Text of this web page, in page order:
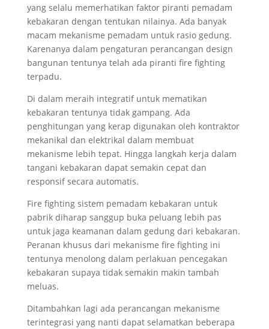
yang selalu memerhatikan faktor piranti pemadam
kebakaran dengan tentukan nilainya. Ada banyak
macam mekanisme pemadam untuk rasio gedung.
Karenanya dalam pengaturan perancangan design
bangunan tentunya telah ada piranti fire fighting
terpadu.
Di dalam meraih integratif untuk mematikan
kebakaran tentunya tidak gampang. Ada
penghitungan yang kerap digunakan oleh kontraktor
mekanikal dan elektrikal dalam membuat
mekanisme lebih tepat. Hingga langkah kerja dalam
tangani kebakaran dapat semakin cepat dan
responsif secara automatis.
Fire fighting sistem pemadam kebakaran untuk
pabrik diharap sanggup buka peluang lebih pas
untuk jaga keamanan dalam gedung dari kebakaran.
Peranan khusus dari mekanisme fire fighting ini
tentunya menolong dalam perlakuan pencegakan
kebakaran supaya tidak semakin makin tambah
meluas.
Ditambahkan lagi ada perancangan mekanisme
terintegrasi yang nanti dapat selamatkan beberapa